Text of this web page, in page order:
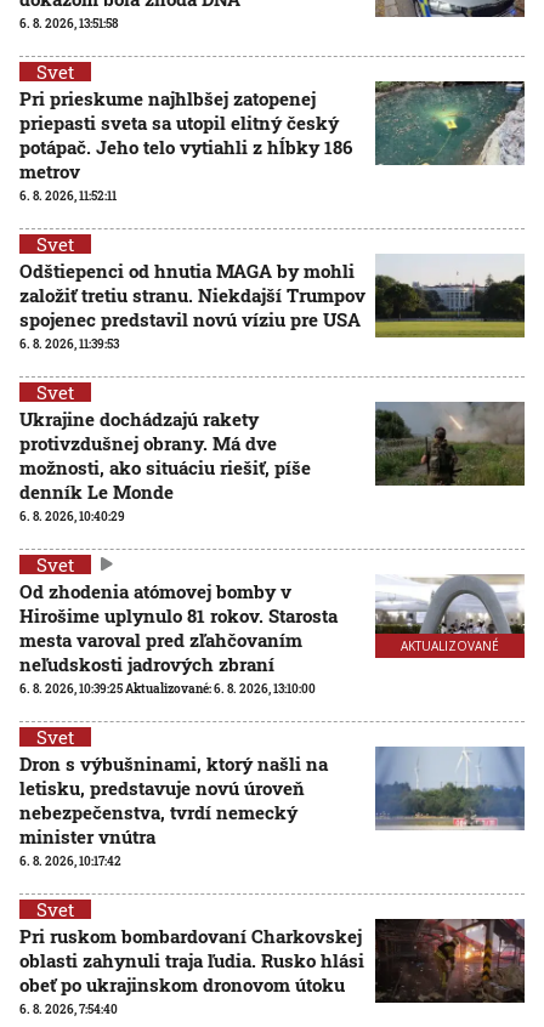
6. 8. 2026, 13:51:58
Svet
Pri prieskume najhlbšej zatopenej
priepasti sveta sa utopil elitný český
potápač. Jeho telo vytiahli z hĺbky 186
metrov
6. 8. 2026, 11:52:11
Svet
Odštiepenci od hnutia MAGA by mohli
založiť tretiu stranu. Niekdajší Trumpov
spojenec predstavil novú víziu pre USA
6. 8. 2026, 11:39:53
Svet
Ukrajine dochádzajú rakety
protivzdušnej obrany. Má dve
možnosti, ako situáciu riešiť, píše
denník Le Monde
6. 8. 2026, 10:40:29
AKTUALIZOVANÉ
Svet
Od zhodenia atómovej bomby v
Hirošime uplynulo 81 rokov. Starosta
mesta varoval pred zľahčovaním
neľudskosti jadrových zbraní
6. 8. 2026, 10:39:25Aktualizované:6. 8. 2026, 13:10:00
Svet
Dron s výbušninami, ktorý našli na
letisku, predstavuje novú úroveň
nebezpečenstva, tvrdí nemecký
minister vnútra
6. 8. 2026, 10:17:42
Svet
Pri ruskom bombardovaní Charkovskej
oblasti zahynuli traja ľudia. Rusko hlási
obeť po ukrajinskom dronovom útoku
6. 8. 2026, 7:54:40